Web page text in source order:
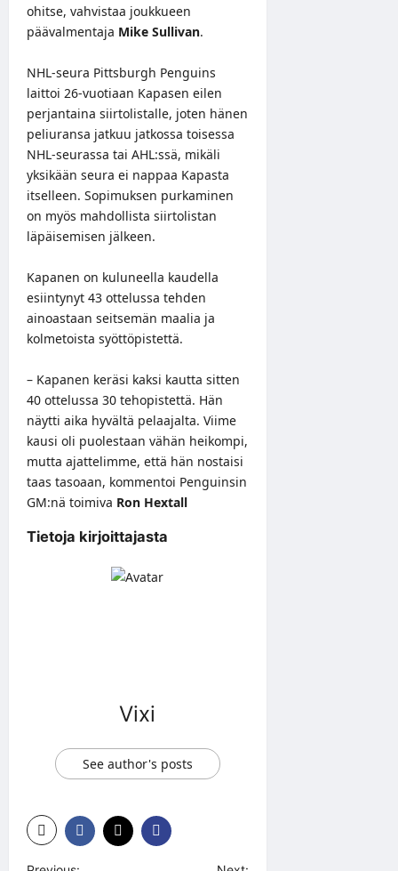
ohitse, vahvistaa joukkueen
päävalmentaja Mike Sullivan.
NHL-seura Pittsburgh Penguins
laittoi 26-vuotiaan Kapasen eilen
perjantaina siirtolistalle, joten hänen
peliuransa jatkuu jatkossa toisessa
NHL-seurassa tai AHL:ssä, mikäli
yksikään seura ei nappaa Kapasta
itselleen. Sopimuksen purkaminen
on myös mahdollista siirtolistan
läpäisemisen jälkeen.
Kapanen on kuluneella kaudella
esiintynyt 43 ottelussa tehden
ainoastaan seitsemän maalia ja
kolmetoista syöttöpistettä.
– Kapanen keräsi kaksi kautta sitten
40 ottelussa 30 tehopistettä. Hän
näytti aika hyvältä pelaajalta. Viime
kausi oli puolestaan vähän heikompi,
mutta ajattelimme, että hän nostaisi
taas tasoaan, kommentoi Penguinsin
GM:nä toimiva Ron Hextall
Tietoja kirjoittajasta
Vixi
See author's posts